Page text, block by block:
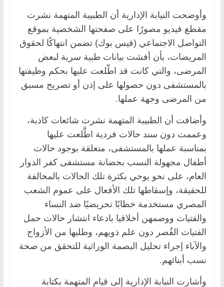
وأوضحت النيابة الإدارية أن الطبيبة المتهمة نشرت
مقطع فيديو مصورًا على صفحتها الشخصية بموقع
التواصل الاجتماعي (فيس بوك) تضمن انتهاكًا لحقوق
المريضات، بأن أفشت بيانات طبية سرية لبعض
المرضى، والتي كانت قد اطّلعت عليها بحكم وظيفتها
بالمستشفى دون حصولها على إذن أو تصريح مسبق
من المرضى وجهة عملها.
وأضافت أن الطبيبة المتهمة نشرت شائعات كاذبة،
وعممت دون سند حالات فردية اطَّلعت عليها
بمناسبة عملها بالمستشفى، متعلقة بوجود حالات
أطفال مجهولة النسب بحضانة مستشفى كفر الدوار
العام، على نحو يوحي بكثرة تلك الحالات بالمخالفة
للحقيقة، وإسقاطها تلك الأفعال على عموم الشعب
المصري مستخدمة خطابًا تحريضيًا ضد النساء
والفتيات ووصمهن أخلاقيا بادعاء انتشار حالات حمل
الفتيات القُصر دون علم ذويهم، وطلبها من الأزواج
والآباء إجراء تحليل البصمة الوراثية للتحقق من صحة
نسب أبنائهم.
وأشارت النيابة الإدارية إلى قيام المتهمة بكتابة